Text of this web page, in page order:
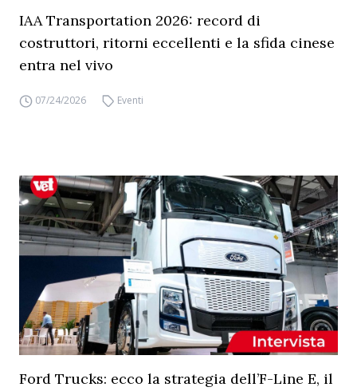
IAA Transportation 2026: record di
costruttori, ritorni eccellenti e la sfida cinese
entra nel vivo
07/24/2026 Eventi
Ford Trucks: ecco la strategia dell’F-Line E, il